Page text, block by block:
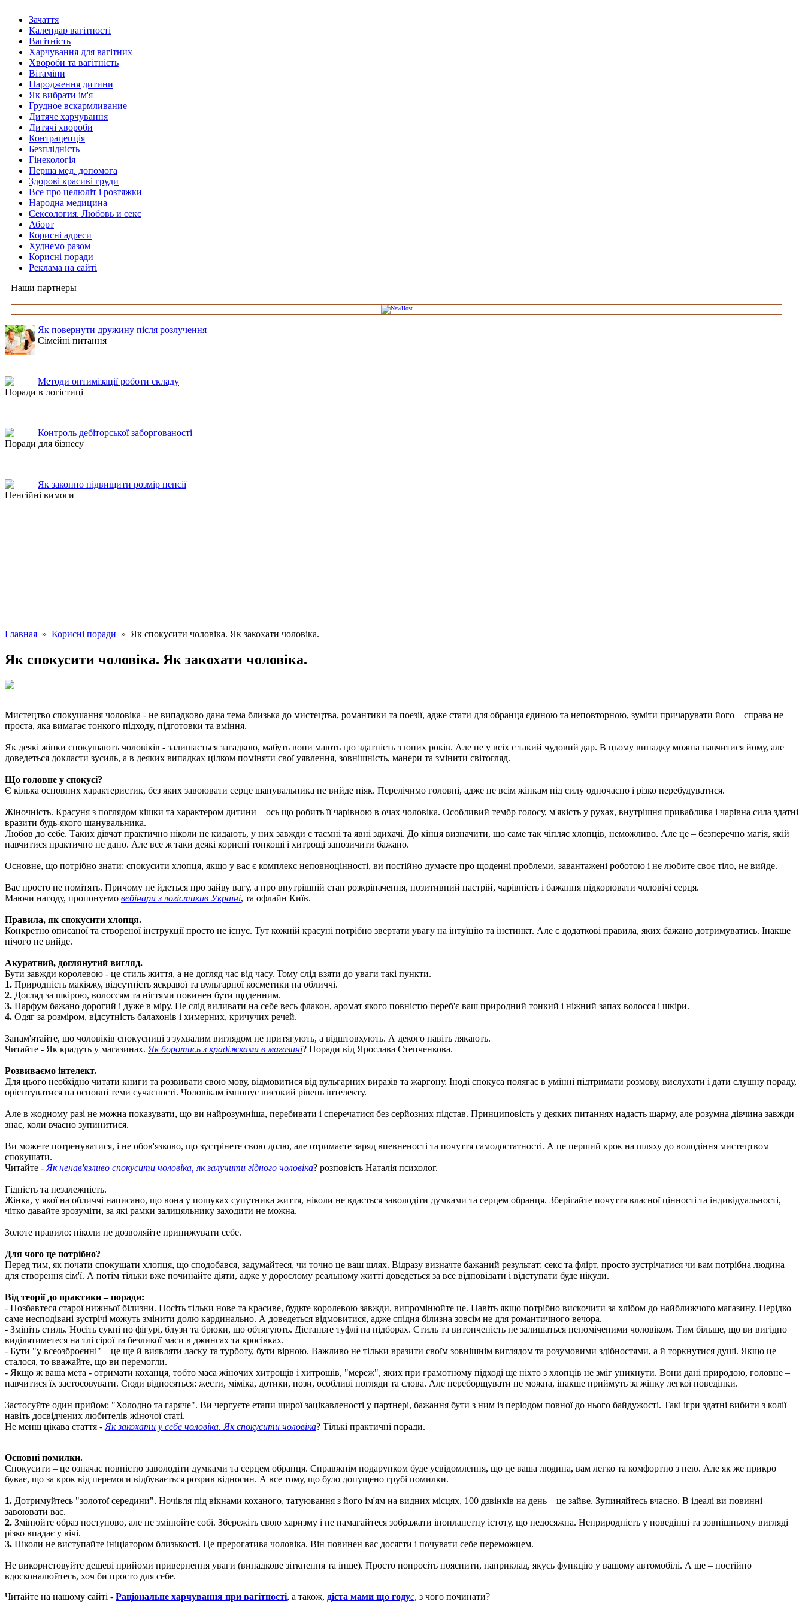
Зачаття
Календар вагітності
Вагітність
Харчування для вагітних
Хвороби та вагітність
Вітаміни
Народження дитини
Як вибрати ім'я
Грудное вскармливание
Дитяче харчування
Дитячі хвороби
Контрацепція
Безплідність
Гінекологія
Перша мед. допомога
Здорові красиві груди
Все про целюліт і розтяжки
Народна медицина
Сексология. Любовь и секс
Аборт
Корисні адреси
Худнемо разом
Корисні поради
Реклама на сайті
Наши партнеры
Як повернути дружину після розлучення
Сімейні питання
Методи оптимізації роботи складу
Поради в логістиці
Контроль дебіторської заборгованості
Поради для бізнесу
Як законно підвищити розмір пенсії
Пенсійні вимоги
Главная » Корисні поради » Як спокусити чоловіка. Як закохати чоловіка.
Як спокусити чоловіка. Як закохати чоловіка.
Мистецтво спокушання чоловіка - не випадково дана тема близька до мистецтва, романтики та поезії, адже стати для обранця єдиною та неповторною, зуміти причарувати його – справа не
проста, яка вимагає тонкого підходу, підготовки та вміння.
Як деякі жінки спокушають чоловіків - залишається загадкою, мабуть вони мають цю здатність з юних років. Але не у всіх є такий чудовий дар. В цьому випадку можна навчитися йому, але
доведеться докласти зусиль, а в деяких випадках цілком поміняти свої уявлення, зовнішність, манери та змінити світогляд.
Що головне у спокусі?
Є кілька основних характеристик, без яких завоювати серце шанувальника не вийде ніяк. Перелічимо головні, адже не всім жінкам під силу одночасно і різко перебудуватися.
Жіночність. Красуня з поглядом кішки та характером дитини – ось що робить її чарівною в очах чоловіка. Особливий тембр голосу, м'якість у рухах, внутрішня приваблива і чарівна сила здатні
вразити будь-якого шанувальника.
Любов до себе. Таких дівчат практично ніколи не кидають, у них завжди є таємні та явні здихачі. До кінця визначити, що саме так чіпляє хлопців, неможливо. Але це – безперечно магія, якій
навчитися практично не дано. Але все ж таки деякі корисні тонкощі і хитрощі запозичити бажано.
Основне, що потрібно знати: спокусити хлопця, якщо у вас є комплекс неповноцінності, ви постійно думаєте про щоденні проблеми, завантажені роботою і не любите своє тіло, не вийде.
Вас просто не помітять. Причому не йдеться про зайву вагу, а про внутрішній стан розкріпачення, позитивний настрій, чарівність і бажання підкорювати чоловічі серця.
Маючи нагоду, пропонуємо вебінари з логістикив Україні, та офлайн Київ.
Правила, як спокусити хлопця.
Конкретно описаної та створеної інструкції просто не існує. Тут кожній красуні потрібно звертати увагу на інтуїцію та інстинкт. Але є додаткові правила, яких бажано дотримуватись. Інакше
нічого не вийде.
Акуратний, доглянутий вигляд.
Бути завжди королевою - це стиль життя, а не догляд час від часу. Тому слід взяти до уваги такі пункти.
1. Природність макіяжу, відсутність яскравої та вульгарної косметики на обличчі.
2. Догляд за шкірою, волоссям та нігтями повинен бути щоденним.
3. Парфум бажано дорогий і дуже в міру. Не слід виливати на себе весь флакон, аромат якого повністю переб'є ваш природний тонкий і ніжний запах волосся і шкіри.
4. Одяг за розміром, відсутність балахонів і химерних, кричучих речей.
Запам'ятайте, що чоловіків спокусниці з зухвалим виглядом не притягують, а відштовхують. А декого навіть лякають.
Читайте - Як крадуть у магазинах. Як боротись з крадіжками в магазині? Поради від Ярослава Степченкова.
Розвиваємо інтелект.
Для цього необхідно читати книги та розвивати свою мову, відмовитися від вульгарних виразів та жаргону. Іноді спокуса полягає в умінні підтримати розмову, вислухати і дати слушну пораду,
орієнтуватися на основні теми сучасності. Чоловікам імпонує високий рівень інтелекту.
Але в жодному разі не можна показувати, що ви найрозумніша, перебивати і сперечатися без серйозних підстав. Принциповість у деяких питаннях надасть шарму, але розумна дівчина завжди
знає, коли вчасно зупинитися.
Ви можете потренуватися, і не обов'язково, що зустрінете свою долю, але отримаєте заряд впевненості та почуття самодостатності. А це перший крок на шляху до володіння мистецтвом
спокушати.
Читайте - Як ненав'язливо спокусити чоловіка, як залучити гідного чоловіка? розповість Наталія психолог.
Гідність та незалежність.
Жінка, у якої на обличчі написано, що вона у пошуках супутника життя, ніколи не вдасться заволодіти думками та серцем обранця. Зберігайте почуття власної цінності та індивідуальності,
чітко давайте зрозуміти, за які рамки залицяльнику заходити не можна.
Золоте правило: ніколи не дозволяйте принижувати себе.
Для чого це потрібно?
Перед тим, як почати спокушати хлопця, що сподобався, задумайтеся, чи точно це ваш шлях. Відразу визначте бажаний результат: секс та флірт, просто зустрічатися чи вам потрібна людина
для створення сім'ї. А потім тільки вже починайте діяти, адже у дорослому реальному житті доведеться за все відповідати і відступати буде нікуди.
Від теорії до практики – поради:
- Позбавтеся старої нижньої білизни. Носіть тільки нове та красиве, будьте королевою завжди, випромінюйте це. Навіть якщо потрібно вискочити за хлібом до найближчого магазину. Нерідко
саме несподівані зустрічі можуть змінити долю кардинально. А доведеться відмовитися, адже спідня білизна зовсім не для романтичного вечора.
- Змініть стиль. Носіть сукні по фігурі, блузи та брюки, що обтягують. Дістаньте туфлі на підборах. Стиль та витонченість не залишаться непоміченими чоловіком. Тим більше, що ви вигідно
виділятиметеся на тлі сірої та безликої маси в джинсах та кросівках.
- Бути "у всеозброєнні" – це ще й виявляти ласку та турботу, бути вірною. Важливо не тільки вразити своїм зовнішнім виглядом та розумовими здібностями, а й торкнутися душі. Якщо це
сталося, то вважайте, що ви перемогли.
- Якщо ж ваша мета - отримати коханця, тобто маса жіночих хитрощів і хитрощів, "мереж", яких при грамотному підході ще ніхто з хлопців не зміг уникнути. Вони дані природою, головне –
навчитися їх застосовувати. Сюди відносяться: жести, міміка, дотики, пози, особливі погляди та слова. Але переборщувати не можна, інакше приймуть за жінку легкої поведінки.
Застосуйте один прийом: "Холодно та гаряче". Ви чергуєте етапи щирої зацікавленості у партнері, бажання бути з ним із періодом повної до нього байдужості. Такі ігри здатні вибити з колії
навіть досвідчених любителів жіночої статі.
Не менш цікава стаття - Як закохати у себе чоловіка. Як спокусити чоловіка? Тількі практичні поради.
Основні помилки.
Спокусити – це означає повністю заволодіти думками та серцем обранця. Справжнім подарунком буде усвідомлення, що це ваша людина, вам легко та комфортно з нею. Але як же прикро
буває, що за крок від перемоги відбувається розрив відносин. А все тому, що було допущено грубі помилки.
1. Дотримуйтесь "золотої середини". Ночівля під вікнами коханого, татуювання з його ім'ям на видних місцях, 100 дзвінків на день – це зайве. Зупиняйтесь вчасно. В ідеалі ви повинні
завоювати вас.
2. Змінюйте образ поступово, але не змінюйте собі. Збережіть свою харизму і не намагайтеся зображати інопланетну істоту, що недосяжна. Неприродність у поведінці та зовнішньому вигляді
різко впадає у вічі.
3. Ніколи не виступайте ініціатором близькості. Це прерогатива чоловіка. Він повинен вас досягти і почувати себе переможцем.
Не використовуйте дешеві прийоми привернення уваги (випадкове зіткнення та інше). Просто попросіть пояснити, наприклад, якусь функцію у вашому автомобілі. А ще – постійно
вдосконалюйтесь, хоч би просто для себе.
Читайте на нашому сайті - Раціональне харчування при вагітності, а також, дієта мами що годує, з чого починати?